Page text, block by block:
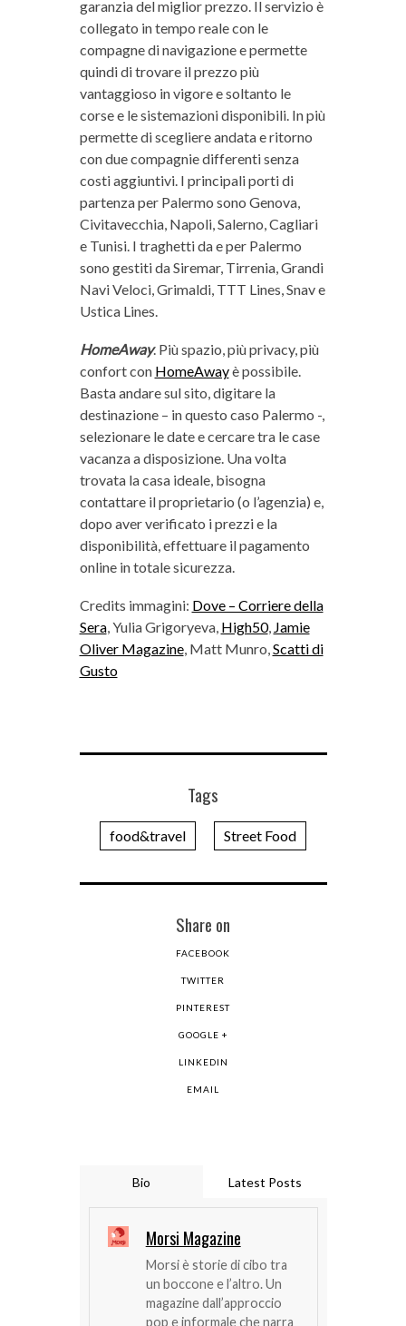
garanzia del miglior prezzo. Il servizio è
collegato in tempo reale con le
compagne di navigazione e permette
quindi di trovare il prezzo più
vantaggioso in vigore e soltanto le
corse e le sistemazioni disponibili. In più
permette di scegliere andata e ritorno
con due compagnie differenti senza
costi aggiuntivi. I principali porti di
partenza per Palermo sono Genova,
Civitavecchia, Napoli, Salerno, Cagliari
e Tunisi. I traghetti da e per Palermo
sono gestiti da Siremar, Tirrenia, Grandi
Navi Veloci, Grimaldi, TTT Lines, Snav e
Ustica Lines.
HomeAway. Più spazio, più privacy, più
confort con HomeAwayè possibile.
Basta andare sul sito, digitare la
destinazione – in questo caso Palermo -,
selezionare le date e cercare tra le case
vacanza a disposizione. Una volta
trovata la casa ideale, bisogna
contattare il proprietario (o l’agenzia) e,
dopo aver verificato i prezzi e la
disponibilità, effettuare il pagamento
online in totale sicurezza.
Credits immagini: Dove – Corriere della
Sera, Yulia Grigoryeva, High50, Jamie
Oliver Magazine, Matt Munro,Scatti di
Gusto
Tags
food&travel Street Food
Share on
FACEBOOK
TWITTER
PINTEREST
GOOGLE +
LINKEDIN
EMAIL
Bio Latest Posts
Morsi Magazine
Morsi è storie di cibo tra
un boccone e l’altro. Un
magazine dall’approccio
pop e informale che narra